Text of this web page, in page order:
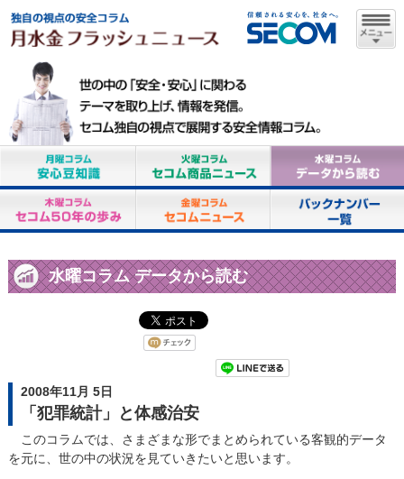
水曜コラム データから読む
2008年11月 5日
「犯罪統計」と体感治安
このコラムでは、さまざまな形でまとめられている客観的データ
を元に、世の中の状況を見ていきたいと思います。